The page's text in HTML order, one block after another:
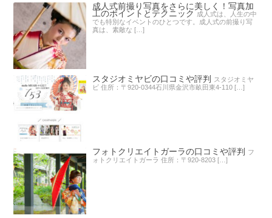
成人式前撮り写真をさらに美しく！写真加
工のポイントとテクニック 成人式は、人生の中
でも特別なイベントのひとつです。成人式の前撮り写
真は、素敵な […]
スタジオミヤビの口コミや評判 スタジオミヤ
ビ 住所：〒920-0344石川県金沢市畝田東4-110 […]
フォトクリエイトガーラの口コミや評判 フ
ォトクリエイトガーラ 住所：〒920-8203 […]